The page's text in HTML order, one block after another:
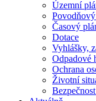
Územní
Časový
Dotace
Vyhlášky,
Odpadové
Ochrana
Životní